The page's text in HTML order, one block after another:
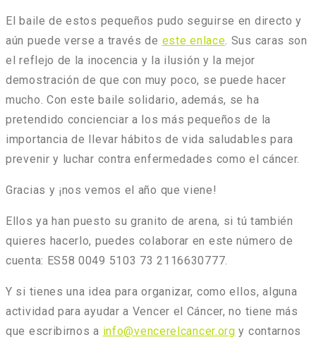
El baile de estos pequeños pudo seguirse en directo y
aún puede verse a través de este enlace. Sus caras son
el reflejo de la inocencia y la ilusión y la mejor
demostración de que con muy poco, se puede hacer
mucho. Con este baile solidario, además, se ha
pretendido concienciar a los más pequeños de la
importancia de llevar hábitos de vida saludables para
prevenir y luchar contra enfermedades como el cáncer.
Gracias y ¡nos vemos el año que viene!
Ellos ya han puesto su granito de arena, si tú también
quieres hacerlo, puedes colaborar en este número de
cuenta: ES58 0049 5103 73 2116630777.
Y si tienes una idea para organizar, como ellos, alguna
actividad para ayudar a Vencer el Cáncer, no tiene más
que escribirnos a info@vencerelcancer.org y contarnos